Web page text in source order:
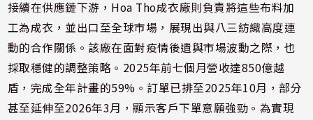
接續在供應鏈下游，Hoa Tho成衣廠則負責將這些布料加
工為成衣，並出口至全球市場，展現出與八三紡織高度連
動的合作關係。該廠在面對疫情後遺與市場波動之際，也
採取穩健的調整策略。2025年前七個月營收達850億越
盾，完成全年計畫的59%。訂單已排至2025年10月，部分
甚至延伸至2026年3月，顯示客戶下單意願強勁。為實現